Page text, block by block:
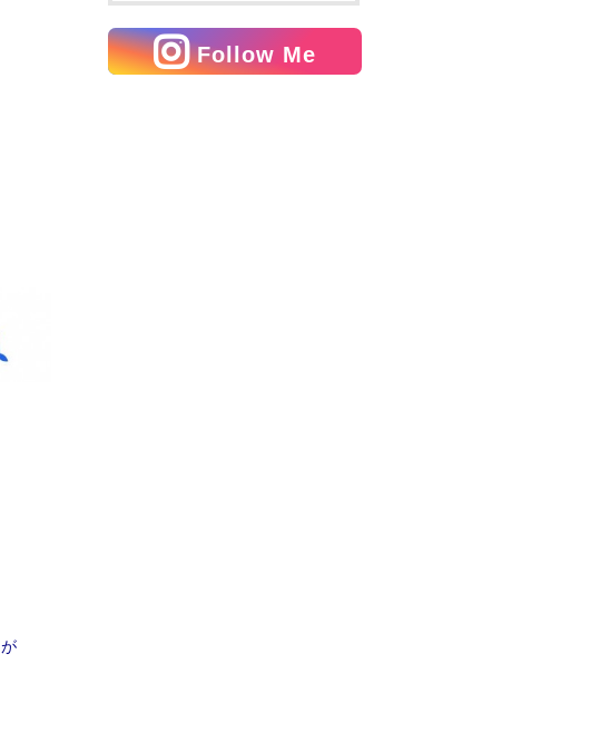
が
Follow Me